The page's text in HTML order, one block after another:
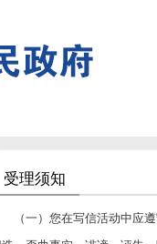
受理须知
（一）您在写信活动中应